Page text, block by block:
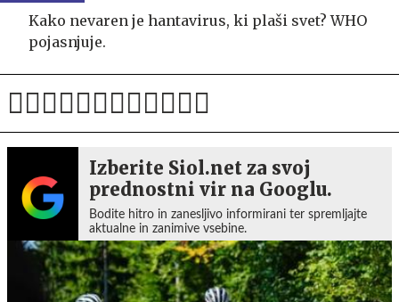
Kako nevaren je hantavirus, ki plaši svet? WHO
pojasnjuje.
Izberite Siol.net za svoj
prednostni vir na Googlu.
Bodite hitro in zanesljivo informirani ter spremljajte
aktualne in zanimive vsebine.